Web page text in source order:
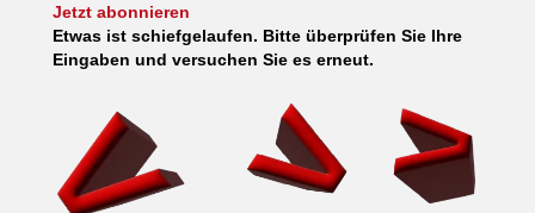
Jetzt abonnieren
Etwas ist schiefgelaufen. Bitte überprüfen Sie Ihre
Eingaben und versuchen Sie es erneut.